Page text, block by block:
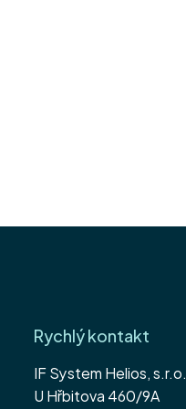
Rychlý kontakt
IF System Helios, s.r.o.
U Hřbitova 460/9A